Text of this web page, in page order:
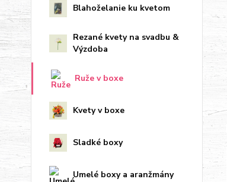
Blahoželanie ku kvetom
Rezané kvety na svadbu &
Výzdoba
Ruže v boxe
Kvety v boxe
Sladké boxy
Umelé boxy a aranžmány